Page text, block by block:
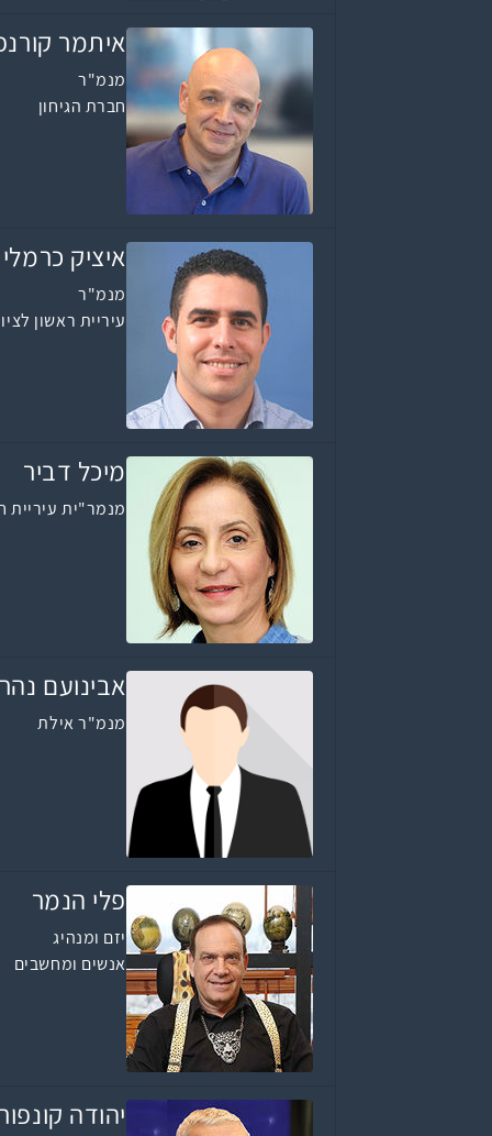
איתמר
מנמ"ר
חברת הגיחון
איציק כרמלי
מנמ"ר
עיריית ראשון
מיכל דביר
מנמר"ית עיריית
אבינועם
מנמ"ר אילת
פלי הנמר
יזם ומנהיג
אנשים ומחשבים
יהודה